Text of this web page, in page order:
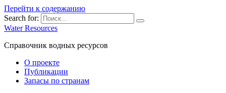
Перейти к содержанию
Search for:
Water Resources
Справочник водных ресурсов
О проекте
Публикации
Запасы по странам